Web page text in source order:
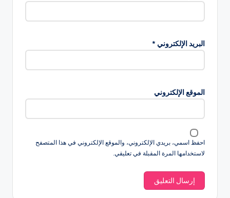
البريد الإلكتروني *
الموقع الإلكتروني
احفظ اسمي، بريدي الإلكتروني، والموقع الإلكتروني في هذا المتصفح
لاستخدامها المرة المقبلة في تعليقي.